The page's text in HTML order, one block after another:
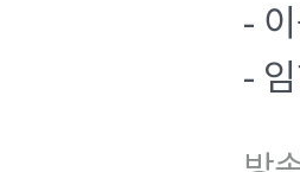
-
-